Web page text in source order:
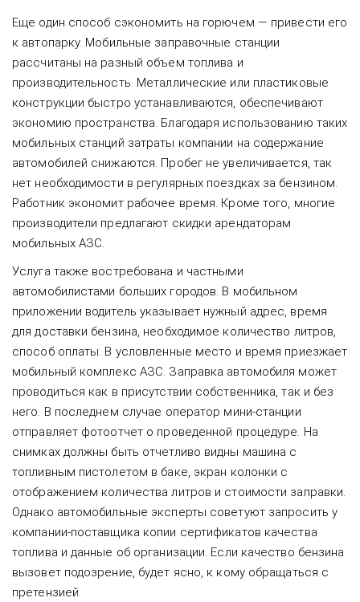
Еще один способ сэкономить на горючем — привести его
к автопарку. Мобильные заправочные станции
рассчитаны на разный объем топлива и
производительность. Металлические или пластиковые
конструкции быстро устанавливаются, обеспечивают
экономию пространства. Благодаря использованию таких
мобильных станций затраты компании на содержание
автомобилей снижаются. Пробег не увеличивается, так
нет необходимости в регулярных поездках за бензином.
Работник экономит рабочее время. Кроме того, многие
производители предлагают скидки арендаторам
мобильных АЗС.
Услуга также востребована и частными
автомобилистами больших городов. В мобильном
приложении водитель указывает нужный адрес, время
для доставки бензина, необходимое количество литров,
способ оплаты. В условленные место и время приезжает
мобильный комплекс АЗС. Заправка автомобиля может
проводиться как в присутствии собственника, так и без
него. В последнем случае оператор мини-станции
отправляет фотоотчет о проведенной процедуре. На
снимках должны быть отчетливо видны машина с
топливным пистолетом в баке, экран колонки с
отображением количества литров и стоимости заправки.
Однако автомобильные эксперты советуют запросить у
компании-поставщика копии сертификатов качества
топлива и данные об организации. Если качество бензина
вызовет подозрение, будет ясно, к кому обращаться с
претензией.